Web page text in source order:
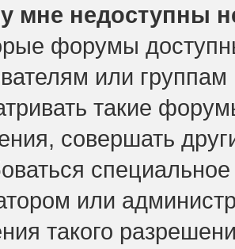
мне недоступны
форумы
или
такие
совершать
или
такого